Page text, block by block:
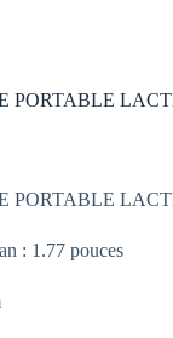
PORTABLE
PORTABLE
: 1.77 pouces